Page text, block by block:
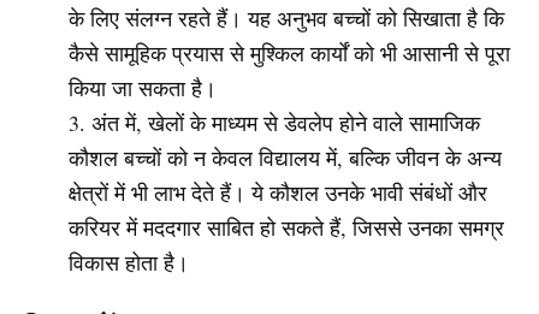
के लिए संलग्न रहते हैं। यह अनुभव बच्चों को सिखाता है कि
कैसे सामूहिक प्रयास से मुश्किल कार्यों को भी आसानी से पूरा
किया जा सकता है।
अंत में, खेलों के माध्यम से डेवलेप होने वाले सामाजिक
कौशल बच्चों को न केवल विद्यालय में, बल्कि जीवन के अन्य
क्षेत्रों में भी लाभ देते हैं। ये कौशल उनके भावी संबंधों और
करियर में मददगार साबित हो सकते हैं, जिससे उनका समग्र
विकास होता है।